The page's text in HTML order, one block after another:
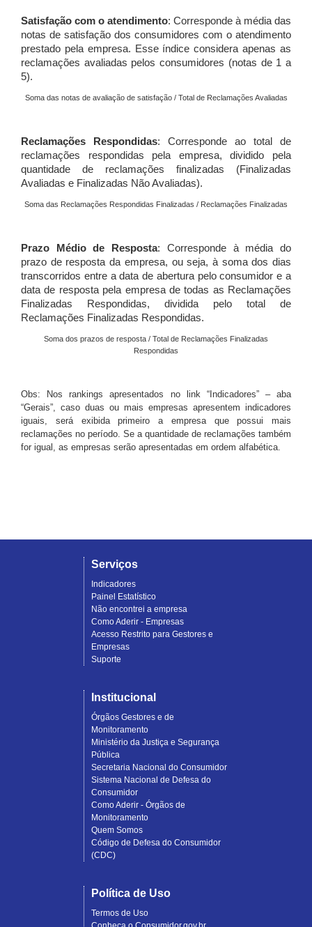
Satisfação com o atendimento: Corresponde à média das
notas de satisfação dos consumidores com o atendimento
prestado pela empresa. Esse índice considera apenas as
reclamações avaliadas pelos consumidores (notas de 1 a
5).
Soma das notas de avaliação de satisfação / Total de Reclamações Avaliadas
Reclamações Respondidas: Corresponde ao total de
reclamações respondidas pela empresa, dividido pela
quantidade de reclamações finalizadas (Finalizadas
Avaliadas e Finalizadas Não Avaliadas).
Soma das Reclamações Respondidas Finalizadas / Reclamações Finalizadas
Prazo Médio de Resposta: Corresponde à média do
prazo de resposta da empresa, ou seja, à soma dos dias
transcorridos entre a data de abertura pelo consumidor e a
data de resposta pela empresa de todas as Reclamações
Finalizadas Respondidas, dividida pelo total de
Reclamações Finalizadas Respondidas.
Soma dos prazos de resposta / Total de Reclamações Finalizadas
Respondidas
Obs: Nos rankings apresentados no link “Indicadores” – aba
“Gerais”, caso duas ou mais empresas apresentem indicadores
iguais, será exibida primeiro a empresa que possui mais
reclamações no período. Se a quantidade de reclamações também
for igual, as empresas serão apresentadas em ordem alfabética.
Serviços
Indicadores
Painel Estatístico
Não encontrei a empresa
Como Aderir - Empresas
Acesso Restrito para Gestores e
Empresas
Suporte
Institucional
Órgãos Gestores e de
Monitoramento
Ministério da Justiça e Segurança
Pública
Secretaria Nacional do Consumidor
Sistema Nacional de Defesa do
Consumidor
Como Aderir - Órgãos de
Monitoramento
Quem Somos
Código de Defesa do Consumidor
(CDC)
Política de Uso
Termos de Uso